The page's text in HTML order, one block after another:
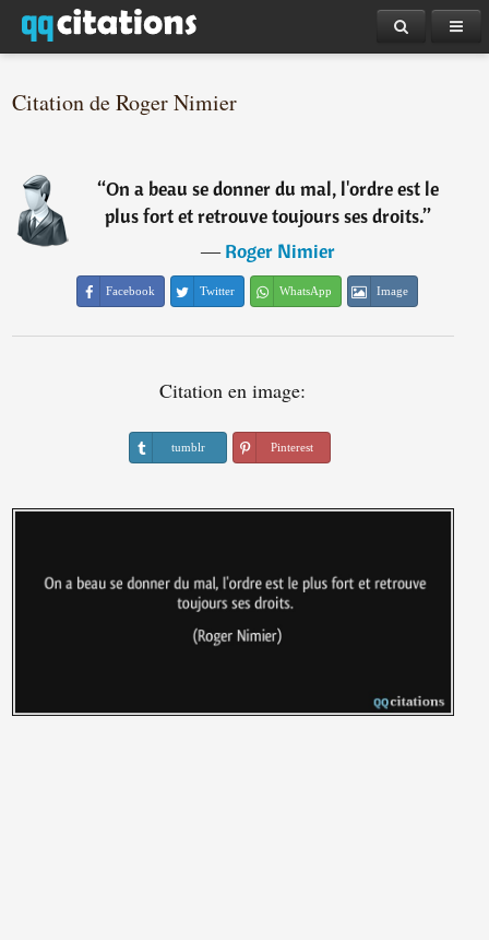
Citation de Roger Nimier
“On a beau se donner du mal, l'ordre est le
plus fort et retrouve toujours ses droits.”
―Roger Nimier
Facebook Twitter WhatsApp Image
Citation en image:
tumblr Pinterest